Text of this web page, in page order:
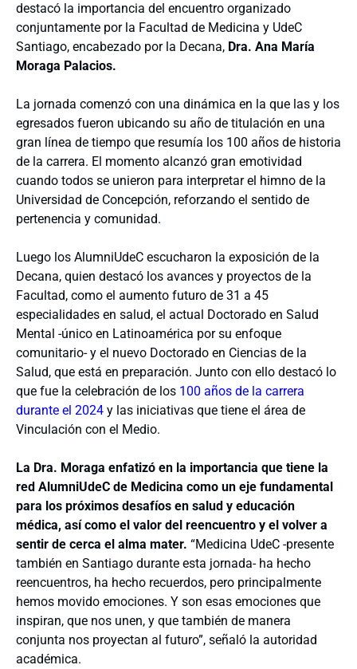
destacó la importancia del encuentro organizado
conjuntamente por la Facultad de Medicina y UdeC
Santiago, encabezado por la Decana, Dra. Ana María
Moraga Palacios.
La jornada comenzó con una dinámica en la que las y los
egresados fueron ubicando su año de titulación en una
gran línea de tiempo que resumía los 100 años de historia
de la carrera. El momento alcanzó gran emotividad
cuando todos se unieron para interpretar el himno de la
Universidad de Concepción, reforzando el sentido de
pertenencia y comunidad.
Luego los AlumniUdeC escucharon la exposición de la
Decana, quien destacó los avances y proyectos de la
Facultad, como el aumento futuro de 31 a 45
especialidades en salud, el actual Doctorado en Salud
Mental -único en Latinoamérica por su enfoque
comunitario- y el nuevo Doctorado en Ciencias de la
Salud, que está en preparación. Junto con ello destacó lo
que fue la celebración de los 100 años de la carrera
durante el 2024 y las iniciativas que tiene el área de
Vinculación con el Medio.
La Dra. Moraga enfatizó en la importancia que tiene la
red AlumniUdeC de Medicina como un eje fundamental
para los próximos desafíos en salud y educación
médica, así como el valor del reencuentro y el volver a
sentir de cerca el alma mater. “Medicina UdeC -presente
también en Santiago durante esta jornada- ha hecho
reencuentros, ha hecho recuerdos, pero principalmente
hemos movido emociones. Y son esas emociones que
inspiran, que nos unen, y que también de manera
conjunta nos proyectan al futuro”, señaló la autoridad
académica.